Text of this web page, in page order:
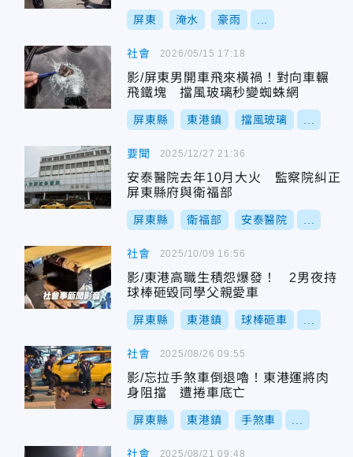
屏東 淹水 豪雨
社會
影/屏東男開車飛來橫禍！對向車輾
飛鐵塊 擋風玻璃秒變蜘蛛網
屏東縣 東港鎮 擋風玻璃
2026/05/15 17:18
要聞
安泰醫院去年10月大火 監察院糾正
屏東縣府與衛福部
屏東縣 衛福部 安泰醫院
2025/12/27 21:36
社會
影/東港高職生積怨爆發！ 2男夜持
球棒砸毀同學父親愛車
屏東縣 東港鎮 球棒砸車
2025/10/09 16:56
社會
影/忘拉手煞車倒退嚕！東港運將肉
身阻擋 遭捲車底亡
屏東縣 東港鎮 手煞車
2025/08/26 09:55
社會 2025/08/21 09:48